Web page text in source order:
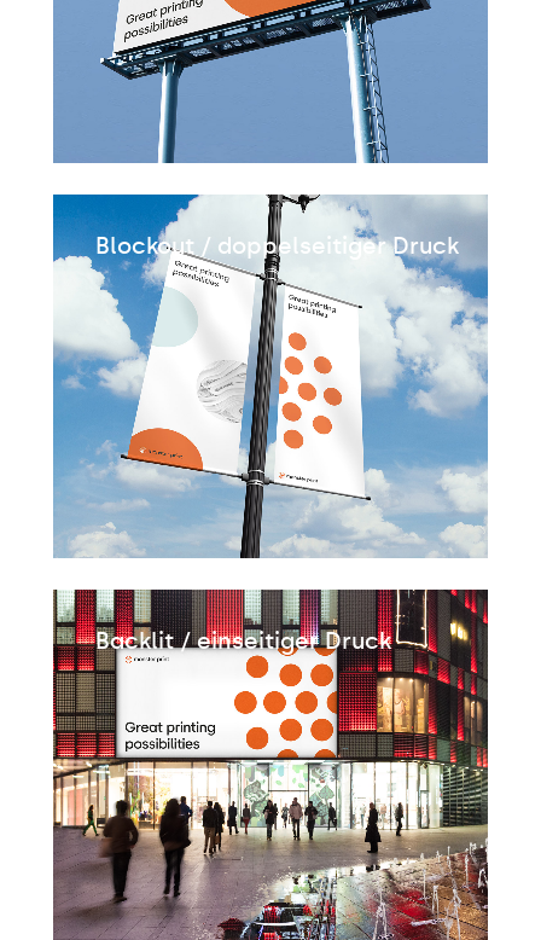
Blockout / doppelseitiger Druck
Backlit / einseitiger Druck